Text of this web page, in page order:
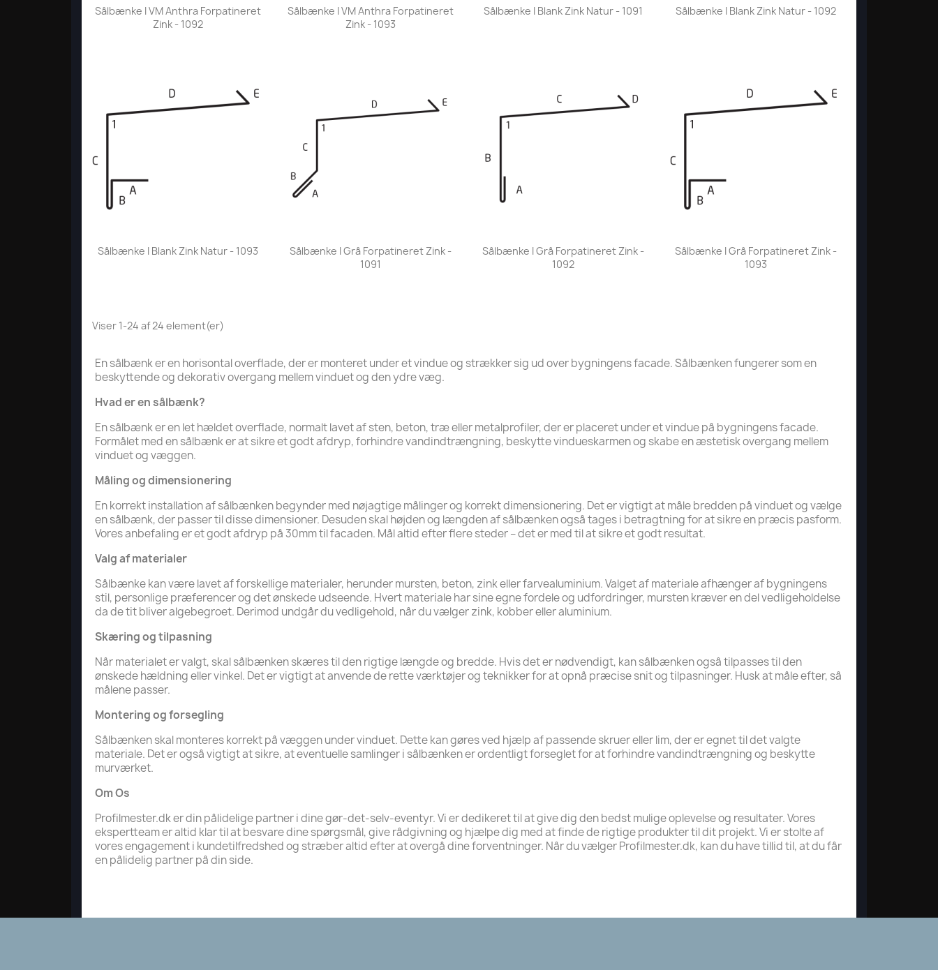
Sålbænke I VM Anthra Forpatineret
Zink - 1092
Vis her
Sålbænke I VM Anthra Forpatineret
Zink - 1093
Vis her Sålbænke I Blank Zink Natur - 1091
Vis her Sålbænke I Blank Zink Natur - 1092
Vis her
Sålbænke I Blank Zink Natur - 1093
Vis her
Sålbænke I Grå Forpatineret Zink -
1091
Vis her
Sålbænke I Grå Forpatineret Zink -
1092
Vis her
Sålbænke I Grå Forpatineret Zink -
1093
Vis her
Viser 1-24 af 24 element(er)
En sålbænk er en horisontal overflade, der er monteret under et vindue og strækker sig ud over bygningens facade. Sålbænken fungerer som en
beskyttende og dekorativ overgang mellem vinduet og den ydre væg.
Hvad er en sålbænk?
En sålbænk er en let hældet overflade, normalt lavet af sten, beton, træ eller metalprofiler, der er placeret under et vindue på bygningens facade.
Formålet med en sålbænk er at sikre et godt afdryp, forhindre vandindtrængning, beskytte vindueskarmen og skabe en æstetisk overgang mellem
vinduet og væggen.
Måling og dimensionering
En korrekt installation af sålbænken begynder med nøjagtige målinger og korrekt dimensionering. Det er vigtigt at måle bredden på vinduet og vælge
en sålbænk, der passer til disse dimensioner. Desuden skal højden og længden af sålbænken også tages i betragtning for at sikre en præcis pasform.
Vores anbefaling er et godt afdryp på 30mm til facaden. Mål altid efter flere steder – det er med til at sikre et godt resultat.
Valg af materialer
Sålbænke kan være lavet af forskellige materialer, herunder mursten, beton, zink eller farvealuminium. Valget af materiale afhænger af bygningens
stil, personlige præferencer og det ønskede udseende. Hvert materiale har sine egne fordele og udfordringer, mursten kræver en del vedligeholdelse
da de tit bliver algebegroet. Derimod undgår du vedligehold, når du vælger zink, kobber eller aluminium.
Skæring og tilpasning
Når materialet er valgt, skal sålbænken skæres til den rigtige længde og bredde. Hvis det er nødvendigt, kan sålbænken også tilpasses til den
ønskede hældning eller vinkel. Det er vigtigt at anvende de rette værktøjer og teknikker for at opnå præcise snit og tilpasninger. Husk at måle efter, så
målene passer.
Montering og forsegling
Sålbænken skal monteres korrekt på væggen under vinduet. Dette kan gøres ved hjælp af passende skruer eller lim, der er egnet til det valgte
materiale. Det er også vigtigt at sikre, at eventuelle samlinger i sålbænken er ordentligt forseglet for at forhindre vandindtrængning og beskytte
murværket.
Om Os
Profilmester.dk er din pålidelige partner i dine gør-det-selv-eventyr. Vi er dedikeret til at give dig den bedst mulige oplevelse og resultater. Vores
ekspertteam er altid klar til at besvare dine spørgsmål, give rådgivning og hjælpe dig med at finde de rigtige produkter til dit projekt. Vi er stolte af
vores engagement i kundetilfredshed og stræber altid efter at overgå dine forventninger. Når du vælger Profilmester.dk, kan du have tillid til, at du får
en pålidelig partner på din side.